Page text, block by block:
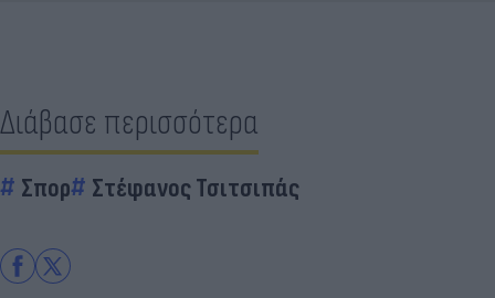
Διάβασε περισσότερα
Σπορ Στέφανος Τσιτσιπάς